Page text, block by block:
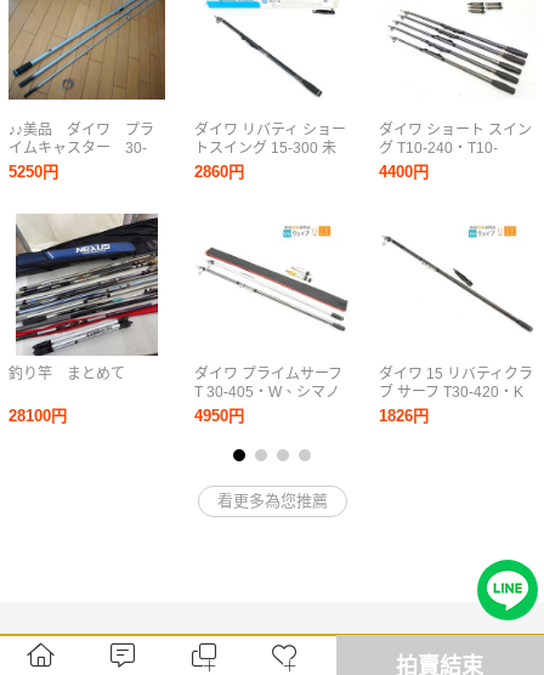
拍賣結束
♪♪美品 ダイワ プラ
イムキャスター 30-
405 並継♪♪
5250円
釣り竿 まとめて
28100円
ダイワ リバティ ショー
トスイング 15-300 未
使用品
2860円
ダイワ プライムサーフ
T 30-405・W、シマノ
ホリデースピン 425EX-
T 投げ竿 2点セット
4950円
ダイワ ショート スイン
グ T10-240・T10-
270・T15-270・T20-
270 計5点セット
4400円
ダイワ 15 リバティクラ
ブ サーフ T30-420・K
美品
1826円
看更多為您推薦